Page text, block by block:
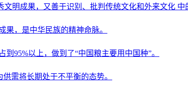
明成果，又善于识别、批判传统文化和外来文化 中
果，是中华民族的精神命脉。
95%以上，做到了“中国粮主要用中国种”。
需将长期处于不平衡的态势。